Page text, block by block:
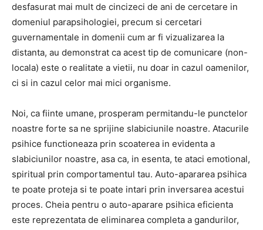
desfasurat mai mult de cincizeci de ani de cercetare in
domeniul parapsihologiei, precum si cercetari
guvernamentale in domenii cum ar fi vizualizarea la
distanta, au demonstrat ca acest tip de comunicare (non-
locala) este o realitate a vietii, nu doar in cazul oamenilor,
ci si in cazul celor mai mici organisme.
Noi, ca fiinte umane, prosperam permitandu-le punctelor
noastre forte sa ne sprijine slabiciunile noastre. Atacurile
psihice functioneaza prin scoaterea in evidenta a
slabiciunilor noastre, asa ca, in esenta, te ataci emotional,
spiritual prin comportamentul tau. Auto-apararea psihica
te poate proteja si te poate intari prin inversarea acestui
proces. Cheia pentru o auto-aparare psihica eficienta
este reprezentata de eliminarea completa a gandurilor,